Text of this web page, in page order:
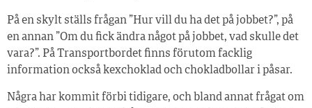
På en skylt ställs frågan ”Hur vill du ha det på jobbet?”, på
en annan ”Om du fick ändra något på jobbet, vad skulle det
vara?”. På Transportbordet finns förutom facklig
information också kexchoklad och chokladbollar i påsar.
Några har kommit förbi tidigare, och bland annat frågat om